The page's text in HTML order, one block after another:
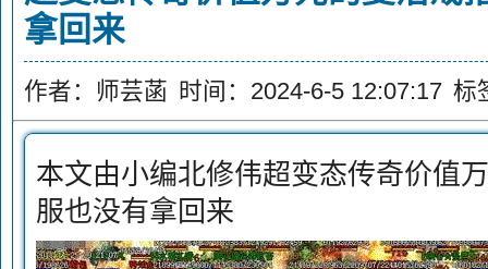
拿回来
作者：师芸菡 时间：2024-6-5 12:07:17 标
本文由小编北修伟超变态传奇价值
服也没有拿回来